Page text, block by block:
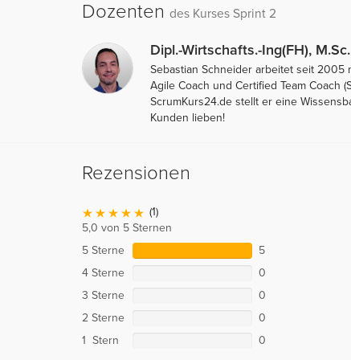
Dozenten des Kurses Sprint 2
Dipl.-Wirtschafts.-Ing(FH),
Sebastian Schneider arbeitet seit 2005
Agile Coach und Certified Team Coach
ScrumKurs24.de stellt er eine
Kunden lieben!
Rezensionen
(1)
5,0 von 5 Sternen
5 Sterne
5
4 Sterne
0
3 Sterne
0
2 Sterne
0
1 Stern
0